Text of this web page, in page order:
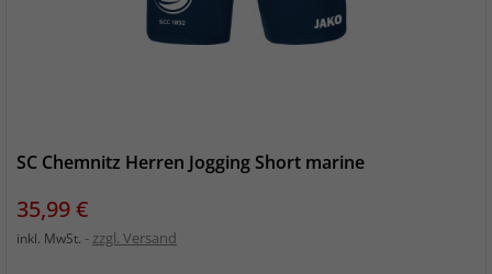
SC Chemnitz Herren Jogging Short marine
Preis
35,99 €
inkl. MwSt. zzgl. Versand